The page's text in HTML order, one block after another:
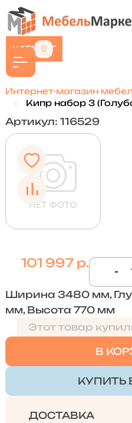
КАТАЛОГ
Интернет-магазин
Кипр набор 3
Артикул: 116529
101 997 р.
-
Ширина 3480 мм,
мм, Высота 770 мм
Этот товар
В
КУПИТЬ
ДОСТАВКА